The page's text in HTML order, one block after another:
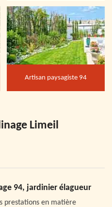
Artisan paysagiste 94
Limeil
94, jardinier élagueur
prestations en matière